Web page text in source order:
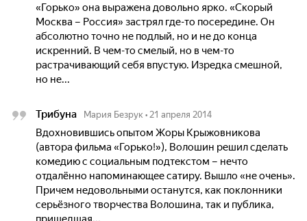
«Горько» она выражена довольно ярко. «Скорый
Москва – Россия» застрял где-то посередине. Он
абсолютно точно не подлый, но и не до конца
искренний. В чем-то смелый, но в чем-то
растрачивающий себя впустую. Изредка смешной,
но не...
Трибуна Мария Безрук • 21 апреля 2014
Вдохновившись опытом Жоры Крыжовникова
(автора фильма «Горько!»), Волошин решил сделать
комедию с социальным подтекстом – нечто
отдалённо напоминающее сатиру. Вышло «не очень».
Причем недовольными останутся, как поклонники
серьёзного творчества Волошина, так и публика,